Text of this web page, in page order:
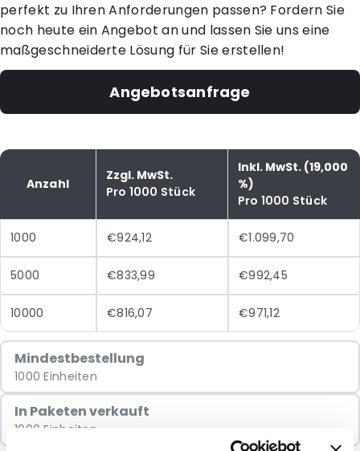
perfekt zu Ihren Anforderungen passen? Fordern Sie
noch heute ein Angebot an und lassen Sie uns eine
maßgeschneiderte Lösung für Sie erstellen!
Angebotsanfrage
Anzahl
Zzgl. MwSt.
Pro 1000 Stück
Inkl. MwSt. (19,000
%)
Pro 1000 Stück
1000 €924,12 €1.099,70
5000 €833,99 €992,45
10000 €816,07 €971,12
Mindestbestellung
1000 Einheiten
In Paketen verkauft
1000 Einheiten